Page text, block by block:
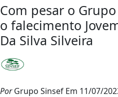
Com pesar o
o falecimento
Da Silva Silveira
PorGrupo Sinsef Em 11/07/